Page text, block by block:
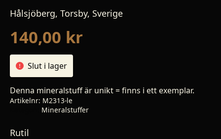
Hålsjöberg, Torsby, Sverige
140,00 kr
Slut i lager
Denna mineralstuff är unikt = finns i ett exemplar.
Artikelnr: M2313-le
Mineralstuffer
Rutil